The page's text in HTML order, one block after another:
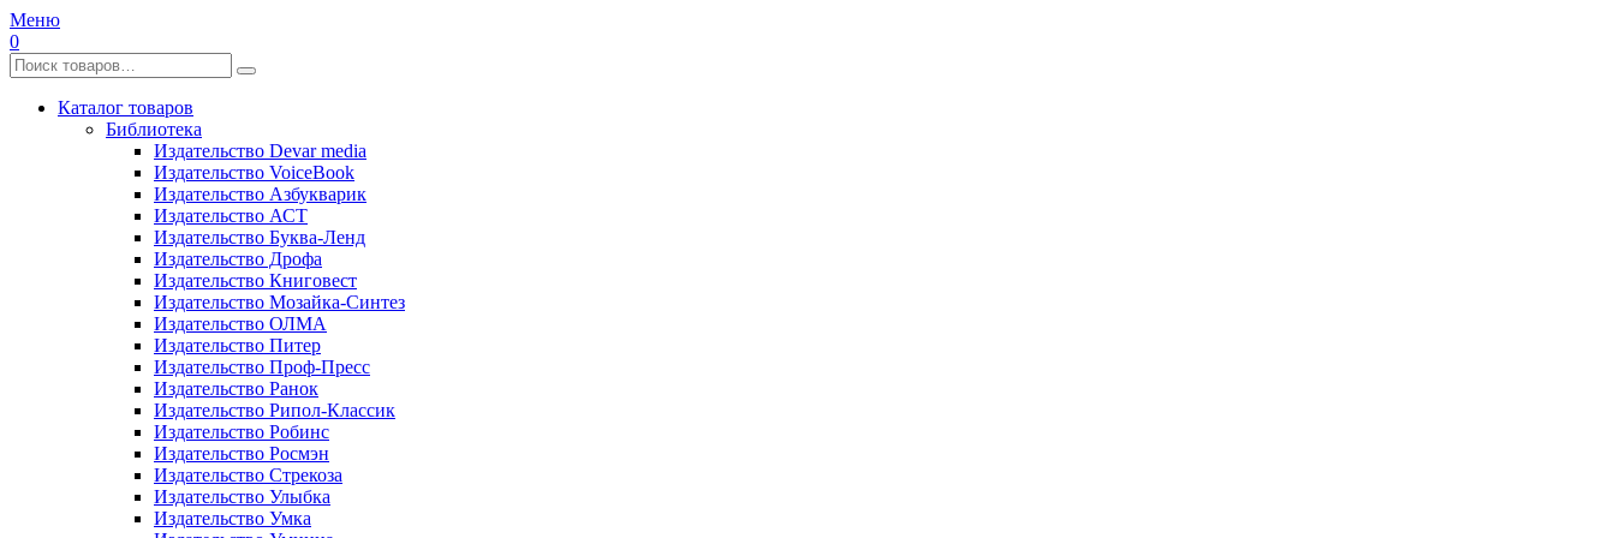
Меню
0
Каталог товаров
Библиотека
Издательство Devar media
Издательство VoiceBook
Издательство Азбукварик
Издательство АСТ
Издательство Буква-Ленд
Издательство Дрофа
Издательство Книговест
Издательство Мозайка-Синтез
Издательство ОЛМА
Издательство Питер
Издательство Проф-Пресс
Издательство Ранок
Издательство Рипол-Классик
Издательство Робинс
Издательство Росмэн
Издательство Стрекоза
Издательство Улыбка
Издательство Умка